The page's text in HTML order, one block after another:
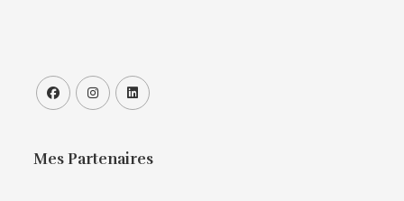
Mes Partenaires